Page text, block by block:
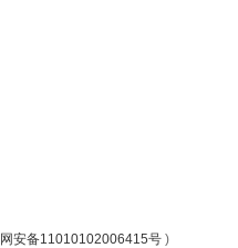
安备11010102006415号 )